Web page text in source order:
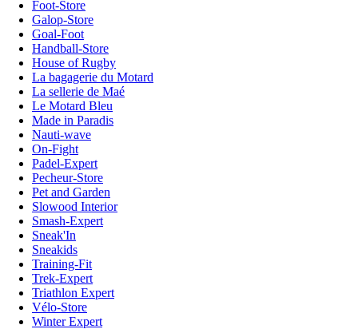
Foot-Store
Galop-Store
Goal-Foot
Handball-Store
House of Rugby
La bagagerie du Motard
La sellerie de Maé
Le Motard Bleu
Made in Paradis
Nauti-wave
On-Fight
Padel-Expert
Pecheur-Store
Pet and Garden
Slowood Interior
Smash-Expert
Sneak'In
Sneakids
Training-Fit
Trek-Expert
Triathlon Expert
Vélo-Store
Winter Expert